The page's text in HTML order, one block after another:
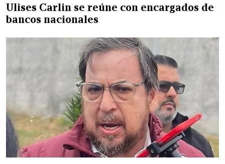
Ulises Carlin se reúne con encargados de
bancos nacionales